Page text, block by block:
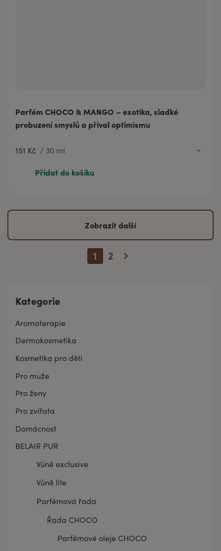
Parfém CHOCO & MANGO – exotika, sladké
probuzení smyslů a příval optimismu
151 Kč / 30 ml
Přidat do košíku
Zobrazit další
1 2
Kategorie
Aromaterapie
Dermokosmetika
Kosmetika pro děti
Pro muže
Pro ženy
Pro zvířata
Domácnost
BELAIR PUR
Vůně exclusive
Vůně lite
Parfémová řada
Řada CHOCO
Parfémové oleje CHOCO